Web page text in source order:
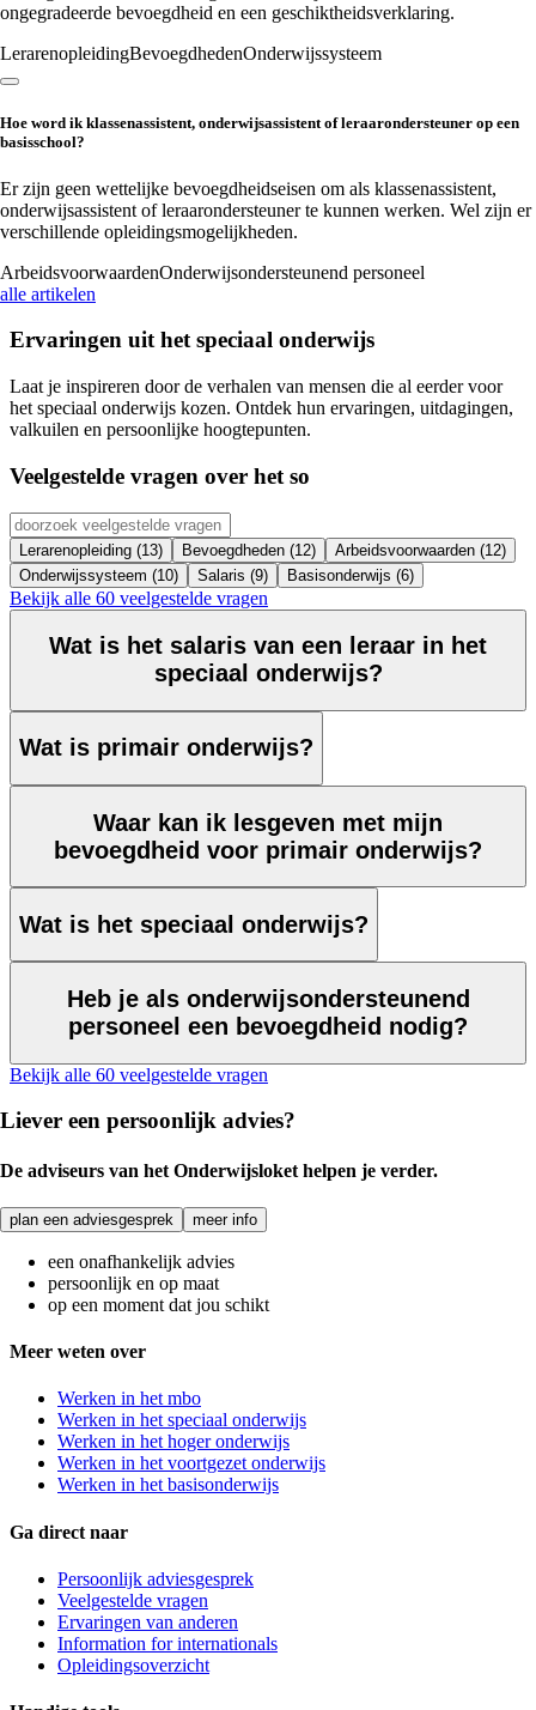
ongegradeerde bevoegdheid en een geschiktheidsverklaring.
LerarenopleidingBevoegdhedenOnderwijssysteem
Hoe word ik klassenassistent, onderwijsassistent of leraarondersteuner op een
basisschool?
Er zijn geen wettelijke bevoegdheidseisen om als klassenassistent,
onderwijsassistent of leraarondersteuner te kunnen werken. Wel zijn er
verschillende opleidingsmogelijkheden.
ArbeidsvoorwaardenOnderwijsondersteunend personeel
alle artikelen
Ervaringen uithet speciaal onderwijs
Laat je inspireren door de verhalen van mensen die al eerder voor
het speciaal onderwijs kozen. Ontdek hun ervaringen, uitdagingen,
valkuilen en persoonlijke hoogtepunten.
Veelgestelde vragen over het so
Lerarenopleiding (13) Bevoegdheden (12)
Arbeidsvoorwaarden (12)
Onderwijssysteem (10)
Salaris (9) Basisonderwijs (6)
Bekijk alle 60 veelgestelde vragen
Wat is het salaris van een leraar in het
speciaal onderwijs?
Wat is primair onderwijs?
Waar kan ik lesgeven met mijn
bevoegdheid voor primair onderwijs?
Wat is het speciaal onderwijs?
Heb je als onderwijsondersteunend
personeel een bevoegdheid nodig?
Bekijk alle 60 veelgestelde vragen
Liever een persoonlijk advies?
De adviseurs van het Onderwijsloket helpen je verder.
plan een adviesgesprek meer info
een onafhankelijk advies
persoonlijk en op maat
op een moment dat jou schikt
Meer weten over
Werken in het mbo
Werken in het speciaal onderwijs
Werken in het hoger onderwijs
Werken in het voortgezet onderwijs
Werken in het basisonderwijs
Ga direct naar
Persoonlijk adviesgesprek
Veelgestelde vragen
Ervaringen van anderen
Information for internationals
Opleidingsoverzicht